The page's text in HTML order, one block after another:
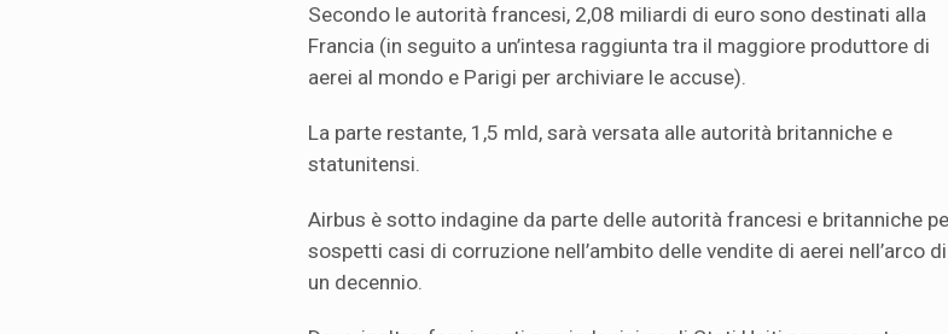
Secondo le autorità francesi, 2,08 miliardi di euro sono destinati alla
Francia (in seguito a un’intesa raggiunta tra il maggiore produttore di
aerei al mondo e Parigi per archiviare le accuse).
La parte restante, 1,5 mld, sarà versata alle autorità britanniche e
statunitensi.
Airbus è sotto indagine da parte delle autorità francesi e britanniche
sospetti casi di corruzione nell’ambito delle vendite di aerei nell’arco di
un decennio.